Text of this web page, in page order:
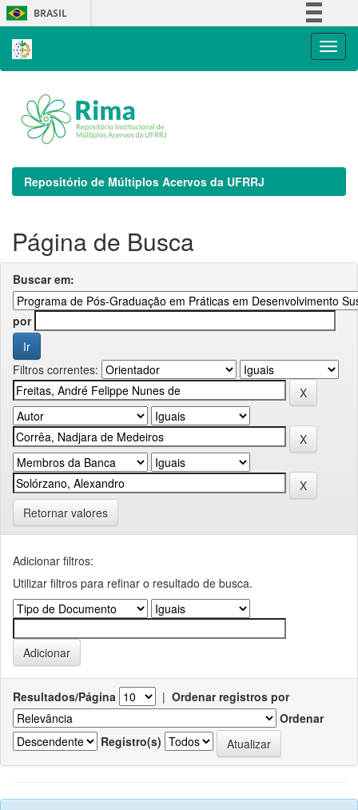
Skip
navigation
BRASIL
Repositório de Múltiplos Acervos da UFRRJ
Página de Busca
Buscar em:
por
Filtros correntes:
Retornar valores
Adicionar filtros:
Utilizar filtros para refinar o resultado de busca.
Resultados/Página | Ordenar registros por
Ordenar
Registro(s)